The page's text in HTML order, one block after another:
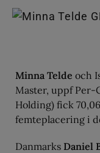
Minna Telde och
Master, uppf Per-
Holding) fick
femteplacering i
Danmarks Daniel